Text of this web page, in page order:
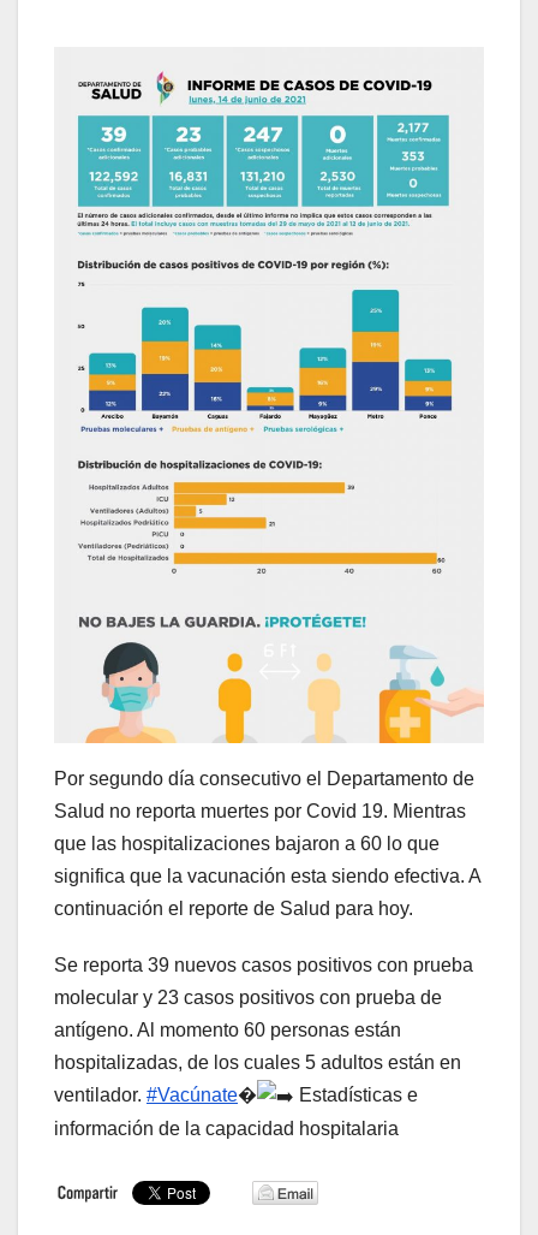
Por segundo día consecutivo el Departamento de
Salud no reporta muertes por Covid 19. Mientras
que las hospitalizaciones bajaron a 60 lo que
significa que la vacunación esta siendo efectiva. A
continuación el reporte de Salud para hoy.
Se reporta 39 nuevos casos positivos con prueba
molecular y 23 casos positivos con prueba de
antígeno. Al momento 60 personas están
hospitalizadas, de los cuales 5 adultos están en
ventilador. #Vacúnate�
Estadísticas e
información de la capacidad hospitalaria